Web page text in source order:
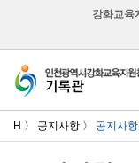
강화교육
H 〉 공지사항 〉 공지사항